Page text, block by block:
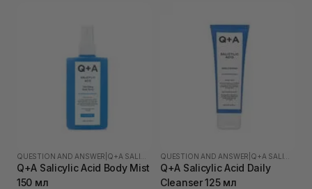
QUESTION AND ANSWER
Q+A Salicylic Acid Body Mist
150 мл
QUESTION AND ANSWER
Q+A Salicylic Acid Daily
Cleanser 125 мл